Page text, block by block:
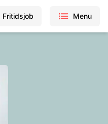
Fritidsjob Menu